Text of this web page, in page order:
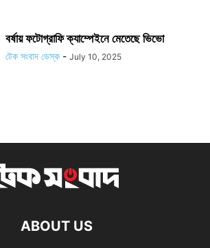
বর্ষায় ফটোগ্রাফি ক্যাম্পেইনে মেতেছে ভিভো
টেক সংবাদ ডেস্ক - July 10, 2025
ABOUT US